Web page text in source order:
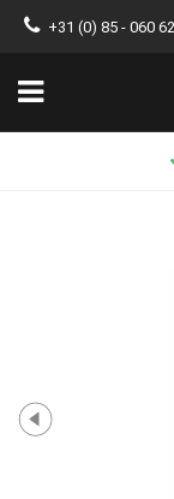
+31 (0) 85 - 060